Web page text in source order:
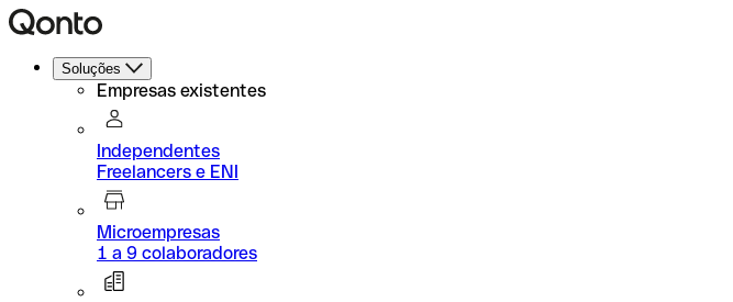
Soluções
Empresas existentes
Independentes
Freelancers e ENI
Microempresas
1 a 9 colaboradores